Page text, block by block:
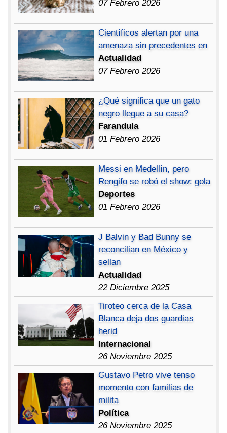
07 Febrero 2026
Científicos alertan por una
amenaza sin precedentes en
Actualidad
07 Febrero 2026
¿Qué significa que un gato
negro llegue a su casa?
Farandula
01 Febrero 2026
Messi en Medellín, pero
Rengifo se robó el show: gola
Deportes
01 Febrero 2026
J Balvin y Bad Bunny se
reconcilian en México y
sellan
Actualidad
22 Diciembre 2025
Tiroteo cerca de la Casa
Blanca deja dos guardias
herid
Internacional
26 Noviembre 2025
Gustavo Petro vive tenso
momento con familias de
milita
Política
26 Noviembre 2025